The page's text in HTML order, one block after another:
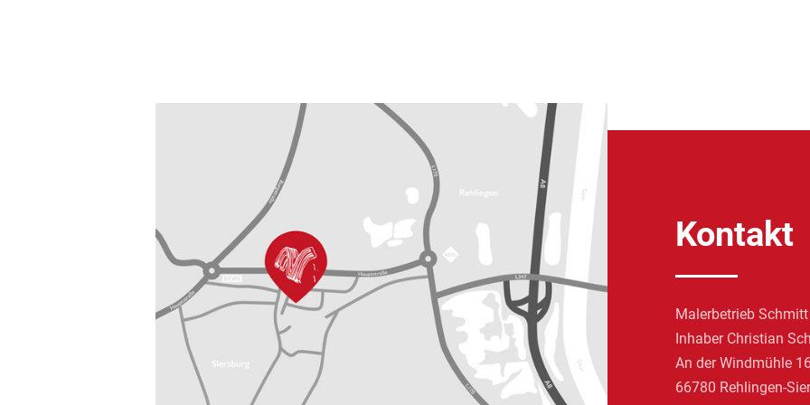
Kontakt
Malerbetrieb Schmitt
Inhaber Christian
An der Windmühle
66780 Rehlingen-